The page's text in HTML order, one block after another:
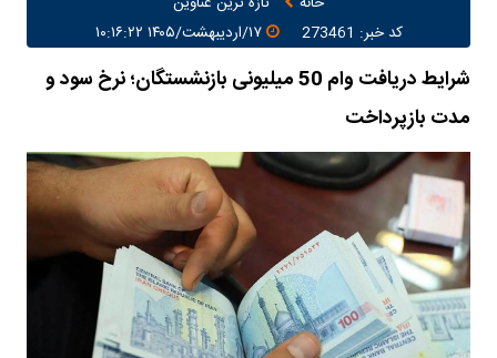
کد خبر: 273461
۱۷/اردیبهشت/۱۴۰۵ ۱۰:۱۶:۲۲
شرایط دریافت وام 50 میلیونی بازنشستگان؛ نرخ سود و
مدت بازپرداخت